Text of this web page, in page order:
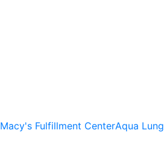
Macy's Fulfillment CenterAqua Lung